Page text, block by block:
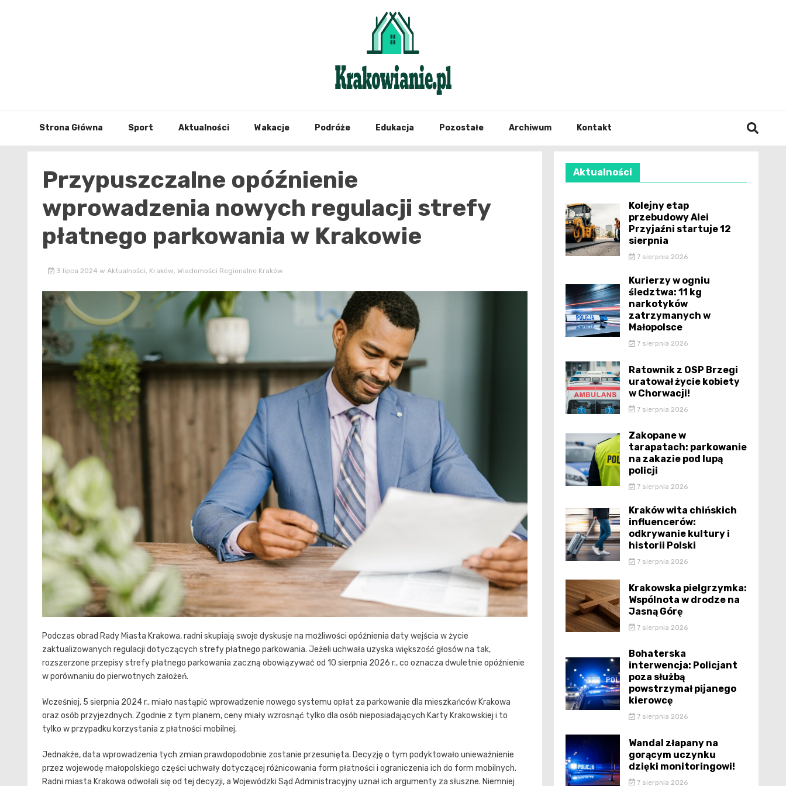
Strona Główna Sport Aktualności Wakacje Podróże Edukacja Pozostałe Archiwum Kontakt
Przypuszczalne opóźnienie
wprowadzenia nowych regulacji strefy
płatnego parkowania w Krakowie
3 lipca 2024 w Aktualności, Kraków, Wiadomości Regionalne Kraków
Podczas obrad Rady Miasta Krakowa, radni skupiają swoje dyskusje na możliwości opóźnienia daty wejścia w życie
zaktualizowanych regulacji dotyczących strefy płatnego parkowania. Jeżeli uchwała uzyska większość głosów na tak,
rozszerzone przepisy strefy płatnego parkowania zaczną obowiązywać od 10 sierpnia 2026 r., co oznacza dwuletnie opóźnienie
w porównaniu do pierwotnych założeń.
Wcześniej, 5 sierpnia 2024 r., miało nastąpić wprowadzenie nowego systemu opłat za parkowanie dla mieszkańców Krakowa
oraz osób przyjezdnych. Zgodnie z tym planem, ceny miały wzrosnąć tylko dla osób nieposiadających Karty Krakowskiej i to
tylko w przypadku korzystania z płatności mobilnej.
Jednakże, data wprowadzenia tych zmian prawdopodobnie zostanie przesunięta. Decyzję o tym podyktowało unieważnienie
przez wojewodę małopolskiego części uchwały dotyczącej różnicowania form płatności i ograniczenia ich do form mobilnych.
Radni miasta Krakowa odwołali się od tej decyzji, a Wojewódzki Sąd Administracyjny uznał ich argumenty za słuszne. Niemniej
Aktualności
Kolejny etap
przebudowy Alei
Przyjaźni startuje 12
sierpnia
7 sierpnia 2026
Kurierzy w ogniu
śledztwa: 11 kg
narkotyków
zatrzymanych w
Małopolsce
7 sierpnia 2026
Ratownik z OSP Brzegi
uratował życie kobiety
w Chorwacji!
7 sierpnia 2026
Zakopane w
tarapatach: parkowanie
na zakazie pod lupą
policji
7 sierpnia 2026
Kraków wita chińskich
influencerów:
odkrywanie kultury i
historii Polski
7 sierpnia 2026
Krakowska pielgrzymka:
Wspólnota w drodze na
Jasną Górę
7 sierpnia 2026
Bohaterska
interwencja: Policjant
poza służbą
powstrzymał pijanego
kierowcę
7 sierpnia 2026
Wandal złapany na
gorącym uczynku
dzięki monitoringowi!
7 sierpnia 2026